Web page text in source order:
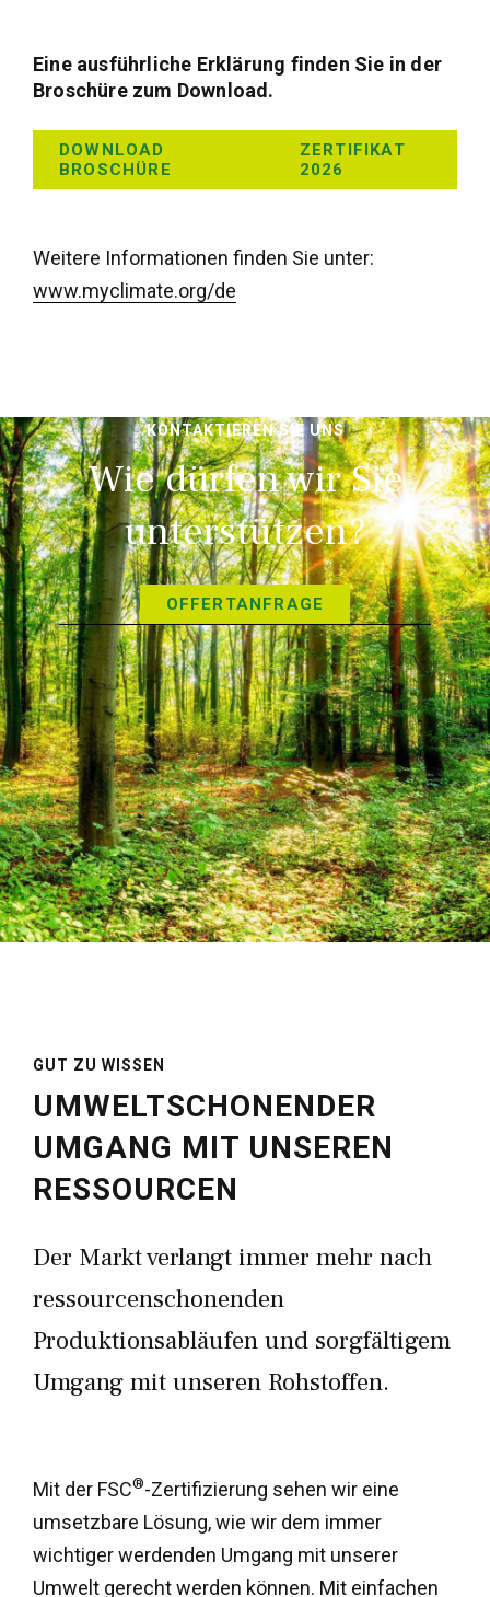
Eine ausführliche Erklärung finden Sie in der
Broschüre zum Download.
DOWNLOAD
BROSCHÜRE
ZERTIFIKAT
2026
Weitere Informationen finden Sie unter:
www.myclimate.org/de
KONTAKTIEREN SIE UNS
Wie dürfen wir Sie
unterstützen?
OFFERTANFRAGE
GUT ZU WISSEN
UMWELT­SCHONEN­DER
UMGANG MIT UNSEREN
RESSOURCEN
Der Markt verlangt immer mehr nach
ressourcenschonenden
Produktionsabläufen und sorgfältigem
Umgang mit unseren Rohstoffen.
Mit der FSC®-Zertifizierung sehen wir eine
umsetzbare Lösung, wie wir dem immer
wichtiger werdenden Umgang mit unserer
Umwelt gerecht werden können. Mit einfachen